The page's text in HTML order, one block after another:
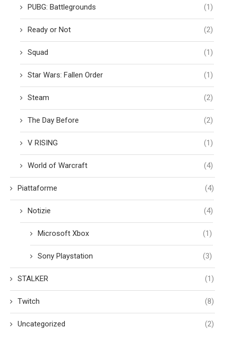
PUBG: Battlegrounds (1)
Ready or Not (2)
Squad (1)
Star Wars: Fallen Order (1)
Steam (2)
The Day Before (2)
V RISING (1)
World of Warcraft (4)
Piattaforme (4)
Notizie (4)
Microsoft Xbox (1)
Sony Playstation (3)
STALKER (1)
Twitch (8)
Uncategorized (2)